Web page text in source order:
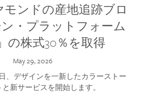
モンドの産地追跡ブロ
・プラットフォーム
」の株式30％を取得
May 29, 2026
、デザインを一新したカラーストー
新サービスを開始します。